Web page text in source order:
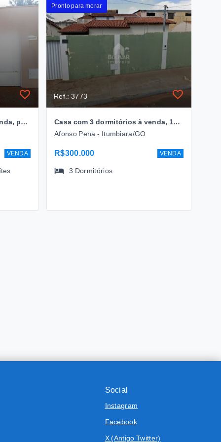
Casa com 3 dormitórios à venda, por R$ 410.000 - Bairro Afonso Pena - Itumbiara/GO
VENDA
Pronto para morar
Ref.: 3773
Casa com 3 dormitórios à venda, 150 m² por R$ 300.000,00 - Bairro Afonso Pena - Itumbiara/GO
Afonso Pena - Itumbiara/GO
R$300.000 VENDA
3 Dormitórios
Social
Instagram
Facebook
X (Antigo Twitter)